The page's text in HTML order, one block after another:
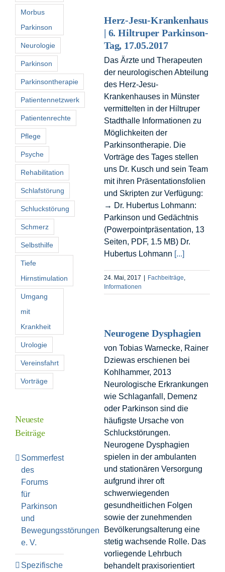
Herz-Jesu-Krankenhaus
| 6. Hiltruper Parkinson-
Tag, 17.05.2017
Das Ärzte und Therapeuten
der neurologischen Abteilung
des Herz-Jesu-
Krankenhauses in Münster
vermittelten in der Hiltruper
Stadthalle Informationen zu
Möglichkeiten der
Parkinsontherapie. Die
Vorträge des Tages stellen
uns Dr. Kusch und sein Team
mit ihren Präsentationsfolien
und Skripten zur Verfügung:
→ Dr. Hubertus Lohmann:
Parkinson und Gedächtnis
(Powerpointpräsentation, 13
Seiten, PDF, 1.5 MB) Dr.
Hubertus Lohmann [...]
24. Mai, 2017 | Fachbeiträge
Informationen
Neurogene Dysphagien
von Tobias Warnecke, Rainer
Dziewas erschienen bei
Kohlhammer, 2013
Neurologische Erkrankungen
wie Schlaganfall, Demenz
oder Parkinson sind die
häufigste Ursache von
Schluckstörungen.
Neurogene Dysphagien
spielen in der ambulanten
und stationären Versorgung
aufgrund ihrer oft
schwerwiegenden
gesundheitlichen Folgen
sowie der zunehmenden
Bevölkerungsalterung eine
stetig wachsende Rolle. Das
vorliegende Lehrbuch
behandelt praxisorientiert
Morbus
Parkinson
Neurologie
Parkinson
Parkinsontherapie
Patientennetzwerk
Patientenrechte
Pflege
Psyche
Rehabilitation
Schlafstörung
Schluckstörung
Schmerz
Selbsthilfe
Tiefe
Hirnstimulation
Umgang
mit
Krankheit
Urologie
Vereinsfahrt
Vorträge
Neueste
Beiträge
Sommerfest
des
Forums
für
Parkinson
und
Bewegungsstörungen
e. V.
Spezifische